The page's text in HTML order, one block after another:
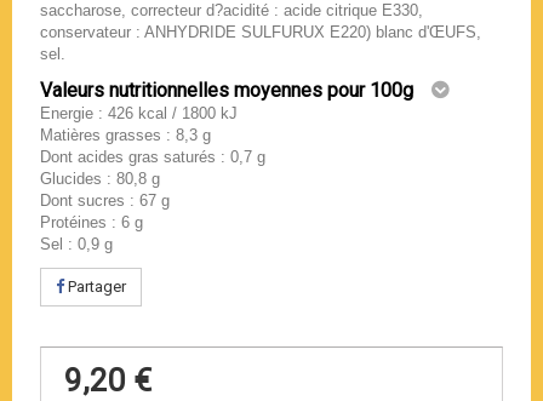
saccharose, correcteur d?acidité : acide citrique E330,
conservateur : ANHYDRIDE SULFURUX E220) blanc d'ŒUFS,
sel.
Valeurs nutritionnelles moyennes pour 100g
Energie : 426 kcal / 1800 kJ
Matières grasses : 8,3 g
Dont acides gras saturés : 0,7 g
Glucides : 80,8 g
Dont sucres : 67 g
Protéines : 6 g
Sel : 0,9 g
Partager
9,20 €